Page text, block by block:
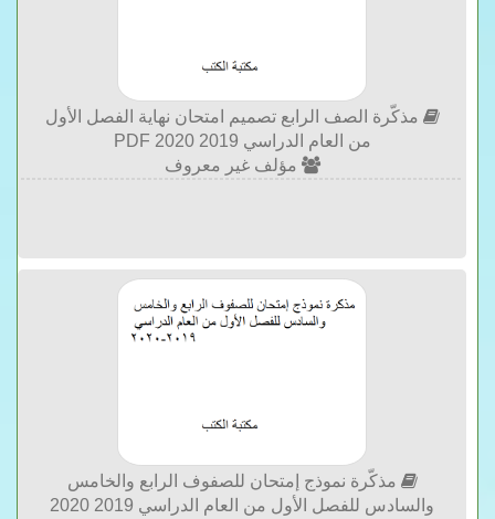
مذكّرة الصف الرابع تصميم امتحان نهاية الفصل الأول
من العام الدراسي 2019 2020 PDF
مؤلف غير معروف
مذكّرة نموذج إمتحان للصفوف الرابع والخامس
والسادس للفصل الأول من العام الدراسي 2019 2020